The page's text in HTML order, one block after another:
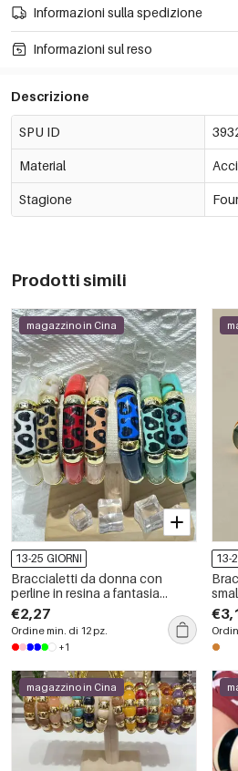
Informazioni sulla spedizione
Informazioni sul reso
Descrizione
SPU ID
Material
Stagione
Prodotti simili
magazzino in Cina
13-25 GIORNI
Braccialetti da donna con
perline in resina a fantasia
leopardata CCB
€2,27
Ordine min. di 12 pz.
+1
13-
retrò
magazzino in Cina